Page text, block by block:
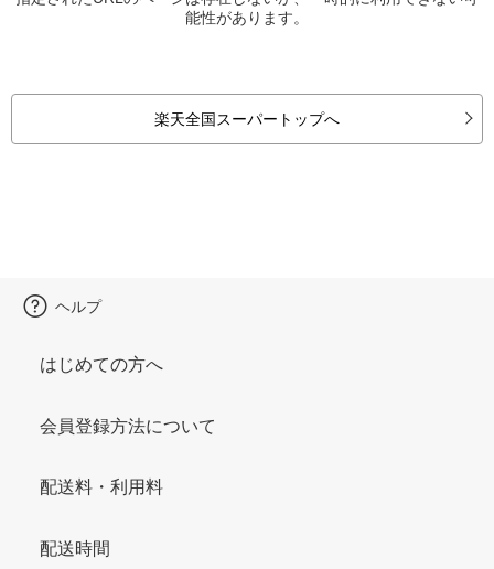
能性があります。
楽天全国スーパートップへ
ヘルプ
はじめての方へ
会員登録方法について
配送料・利用料
配送時間